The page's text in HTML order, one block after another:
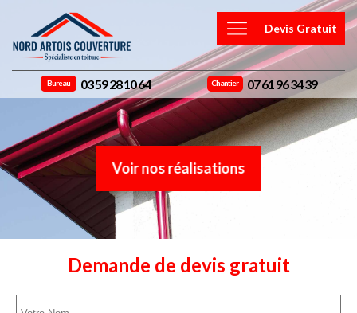
Devis Gratuit
Bureau 03 59 28 10 64 Chantier 07 61 96 34 39
Voir nos réalisations
Demande de devis gratuit